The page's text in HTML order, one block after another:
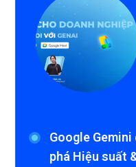
Google Gemini
phá Hiệu suất